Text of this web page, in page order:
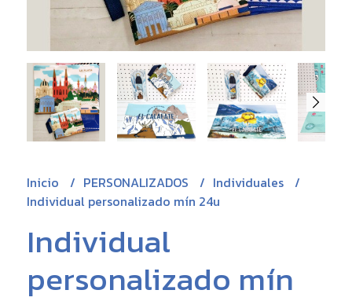
Inicio PERSONALIZADOS
Individuales
Individual personalizado mín 24u
Individual
personalizado mín